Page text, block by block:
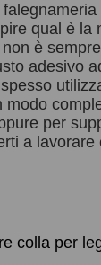
qual è la
non è
adesivo
modo
per
a lavorare
colla per